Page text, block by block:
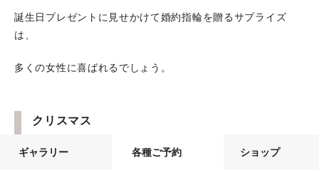
ギャラリー 各種ご予約 ショップ
誕生日プレゼントに見せかけて婚約指輪を贈るサプライズ
は、
多くの女性に喜ばれるでしょう。
クリスマス